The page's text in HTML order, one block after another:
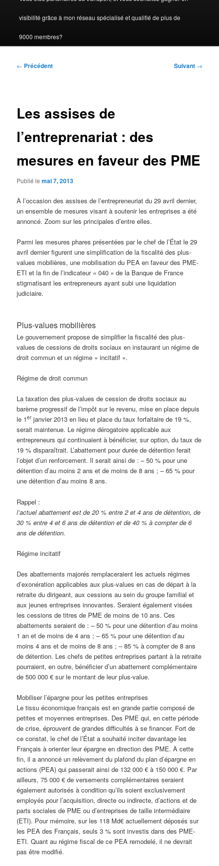
visibilité grâce à mon réseau spécialisé et qualifié de plus de
9000 membres?
Navigation
← Précédent Suivant →
Les assises de
l’entreprenariat : des
mesures en faveur des PME
Publié lemai 7, 2013
À l’occasion des assises de l’entrepreneuriat du 29 avril dernier,
un ensemble de mesures visant à soutenir les entreprises a été
annoncé. Zoom sur les principales d’entre elles.
Parmi les mesures phares présentées par le chef de l’État le 29
avril dernier figurent une simplification de la fiscalité des plus-
values mobilières, une mobilisation du PEA en faveur des PME-
ETI et la fin de l’indicateur « 040 » de la Banque de France
stigmatisant les entrepreneurs ayant subi une liquidation
judiciaire.
Plus-values mobilières
Le gouvernement propose de simplifier la fiscalité des plus-
values de cessions de droits sociaux en instaurant un régime de
droit commun et un régime « incitatif ».
Régime de droit commun
La taxation des plus-values de cession de droits sociaux au
barème progressif de l’impôt sur le revenu, mise en place depuis
le 1erjanvier 2013 en lieu et place du taux forfaitaire de 19 %,
serait maintenue. Le régime dérogatoire applicable aux
entrepreneurs qui continuaient à bénéficier, sur option, du taux de
19 % disparaîtrait. L’abattement pour durée de détention ferait
l’objet d’un renforcement. Il serait ainsi de : – 50 % pour une
détention d’au moins 2 ans et de moins de 8 ans ; – 65 % pour
une détention d’au moins 8 ans.
Rappel :
l’actuel abattement est de 20 % entre 2 et 4 ans de détention, de
30 % entre 4 et 6 ans de détention et de 40 % à compter de 6
ans de détention.
Régime incitatif
Des abattements majorés remplaceraient les actuels régimes
d’exonération applicables aux plus-values en cas de départ à la
retraite du dirigeant, aux cessions au sein du groupe familial et
aux jeunes entreprises innovantes. Seraient également visées
les cessions de titres de PME de moins de 10 ans. Ces
abattements seraient de : – 50 % pour une détention d’au moins
1 an et de moins de 4 ans ; – 65 % pour une détention d’au
moins 4 ans et de moins de 8 ans ; – 85 % à compter de 8 ans
de détention. Les chefs de petites entreprises partant à la retraite
pourraient, en outre, bénéficier d’un abattement complémentaire
de 500 000 € sur le montant de leur plus-value.
Mobiliser l’épargne pour les petites entreprises
Le tissu économique français est en grande partie composé de
petites et moyennes entreprises. Des PME qui, en cette période
de crise, éprouvent de grandes difficultés à se financer. Fort de
ce constat, le chef de l’État a souhaité inciter davantage les
Français à orienter leur épargne en direction des PME. À cette
fin, il a annoncé un relèvement du plafond du plan d’épargne en
actions (PEA) qui passerait ainsi de 132 000 € à 150 000 €. Par
ailleurs, 75 000 € de versements complémentaires seraient
également autorisés à condition qu’ils soient exclusivement
employés pour l’acquisition, directe ou indirecte, d’actions et de
parts sociales de PME ou d’entreprises de taille intermédiaire
(ETI). Pour mémoire, sur les 118 Md€ actuellement déposés sur
les PEA des Français, seuls 3 % sont investis dans des PME-
ETI. Quant au régime fiscal de ce PEA remodelé, il ne devrait
pas être modifié.